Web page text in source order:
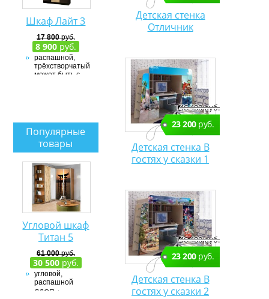
Шкаф Лайт 3
17 800руб.
8 900руб.
распашной,
трёхстворчатый,
может быть с
Популярные
товары
Угловой шкаф
Титан 5
61 000руб.
30 500руб.
угловой,
распашной
ЛДСП +
Детская стенка
Отличник
46 400 руб.
23 200руб.
Детская стенка В
гостях у сказки 1
46 400 руб.
23 200руб.
Детская стенка В
гостях у сказки 2